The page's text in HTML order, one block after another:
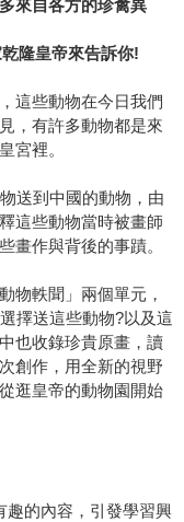
來自各方的珍禽異
隆皇帝來告訴你!
這些動物在今日我們
，有許多動物都是來
宮裡。
送到中國的動物，由
這些動物當時被畫師
畫作與背後的事蹟。
物軼聞」兩個單元，
擇送這些動物?以及這
也收錄珍貴原畫，讀
創作，用全新的視野
逛皇帝的動物園開始
趣的內容，引發學習興